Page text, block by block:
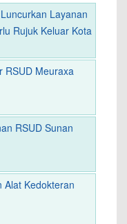
Layanan
Rujuk Keluar Kota
RSUD Meuraxa
RSUD Sunan
Alat Kedokteran